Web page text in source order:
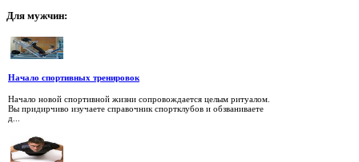
Для мужчин:
Начало спортивных тренировок
Начало новой спортивной жизни сопровождается целым ритуалом.
Вы придирчиво изучаете справочник спортклубов и обзваниваете
д...